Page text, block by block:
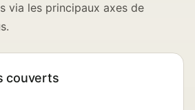
via les principaux axes de
couverts